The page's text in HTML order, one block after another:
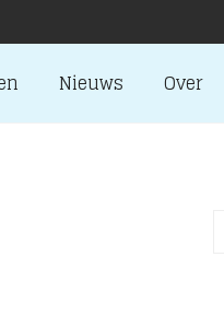
Nieuws Over